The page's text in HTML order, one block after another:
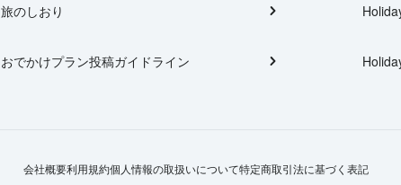
旅のしおり
おでかけプラン投稿ガイドライン
会社概要利用規約個人情報の取扱いについて特定商取引法に基づく表記